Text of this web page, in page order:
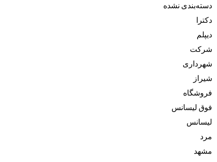
دسته‌بندی نشده
دکترا
دیپلم
شرکت
شهرداری
شیراز
فروشگاه
فوق لیسانس
لیسانس
مرد
مشهد